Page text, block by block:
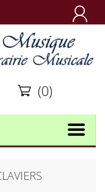

 (0)